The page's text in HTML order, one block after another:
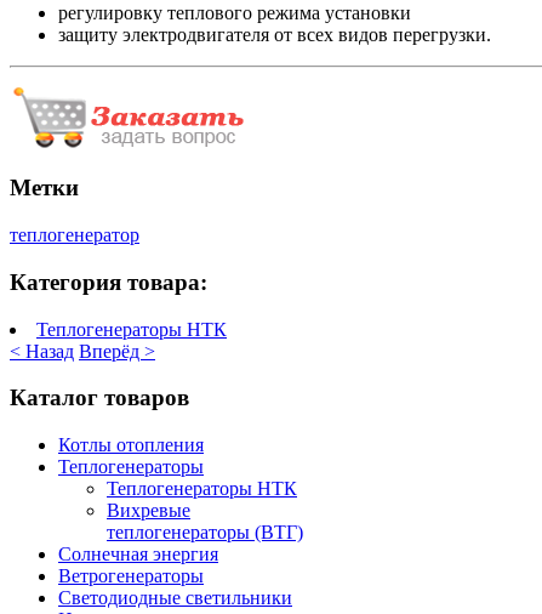
регулировку теплового режима установки
защиту электродвигателя от всех видов перегрузки.
Метки
теплогенератор
Категория товара:
Теплогенераторы НТК
< Назад Вперёд >
Каталог товаров
Котлы отопления
Теплогенераторы
Теплогенераторы НТК
Вихревые
теплогенераторы (ВТГ)
Солнечная энергия
Ветрогенераторы
Светодиодные светильники